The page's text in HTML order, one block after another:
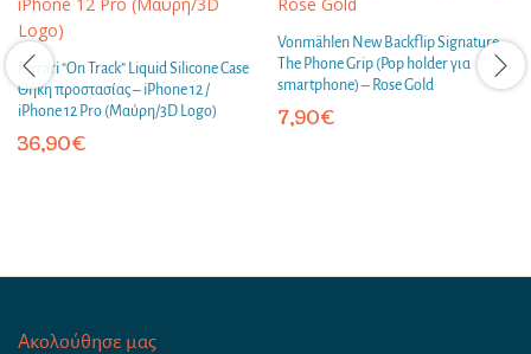
Ferrari “On Track” Liquid Silicone Case
Θήκη προστασίας – iPhone 12 /
iPhone 12 Pro (Μαύρη/3D Logo)
36,90€
Vonmählen New Backflip Signature
The Phone Grip (Pop holder για
smartphone) – Rose Gold
7,90€
Ακολούθησε μας